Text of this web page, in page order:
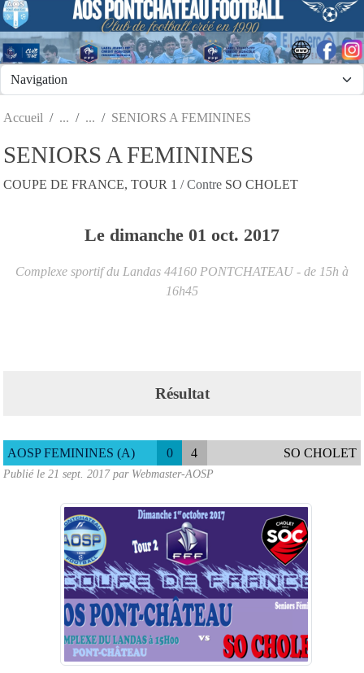
Accueil SENIORS A FEMININES
SENIORS A FEMININES
COUPE DE FRANCE, TOUR 1 / Contre SO CHOLET
Le dimanche 01 oct. 2017
Complexe sportif du Landas 44160 PONTCHATEAU - de 15h à
16h45
Résultat
AOSP FEMININES (A) 0 4 SO CHOLET
Publié le 21 sept. 2017par Webmaster-AOSP
Panneau de gestion des cookies